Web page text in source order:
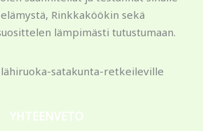
Rinkkaköökin sekä
lämpimästi tutustumaan.
YHTEENVETO